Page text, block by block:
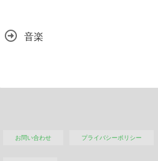
音楽
お問い合わせ プライバシーポリシー